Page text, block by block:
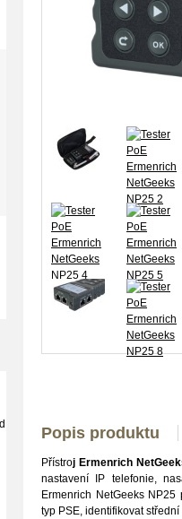
Popis produktu
Přístroj Ermenrich
nastavení IP telefonie,
Ermenrich NetGeeks
typ PSE, identifikovat